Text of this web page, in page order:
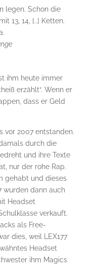
legen. Schon die
13, 14, [..] Ketten.
ihm heute immer
erzählt“. Wenn er
dass er Geld
vor 2007 entstanden.
durch die
und ihre Texte
nur der rohe Rap.
gehabt und dieses
wurden dann auch
Headset
verkauft.
als Free-
dies, weil LEX177
Headset
ihm Magics